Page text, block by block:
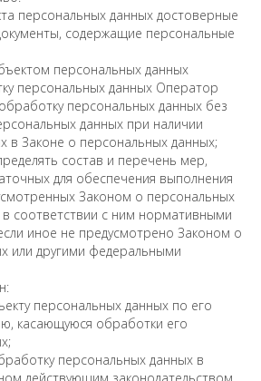
персональных данных достоверные
содержащие персональные
персональных данных
персональных данных Оператор
персональных данных без
данных при наличии
в Законе о персональных данных;
состав и перечень мер,
для обеспечения выполнения
Законом о персональных
соответствии с ним нормативными
иное не предусмотрено Законом о
или другими федеральными
персональных данных по его
касающуюся обработки его
персональных данных в